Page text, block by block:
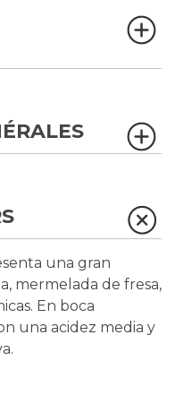
una gran
mermelada de fresa,
En boca
una acidez media y